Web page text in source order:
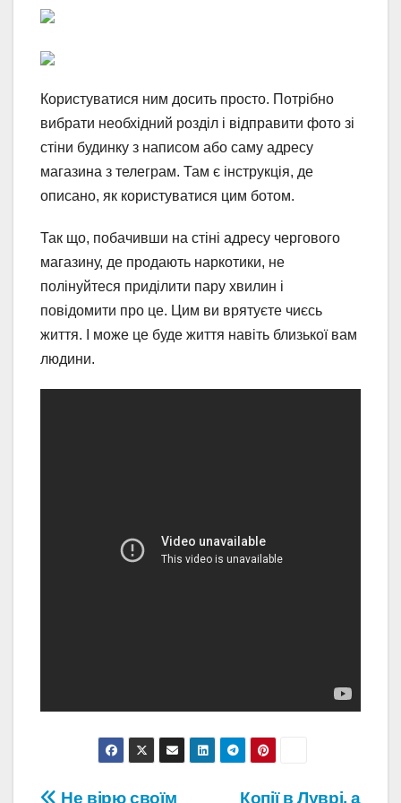
Користуватися ним досить просто. Потрібно
вибрати необхідний розділ і відправити фото зі
стіни будинку з написом або саму адресу
магазина з телеграм. Там є інструкція, де
описано, як користуватися цим ботом.
Так що, побачивши на стіні адресу чергового
магазину, де продають наркотики, не
полінуйтеся приділити пару хвилин і
повідомити про це. Цим ви врятуєте чиєсь
життя. І може це буде життя навіть близької вам
людини.
Копії в Луврі, а
Не вірю своїм